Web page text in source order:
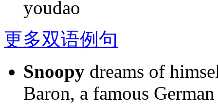
youdao
更多双语例句
Snoopy dreams of
Baron, a famous